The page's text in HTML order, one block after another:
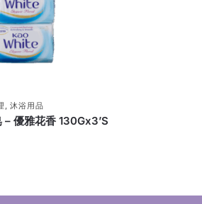
,沐浴用品
– 優雅花香 130Gx3’S